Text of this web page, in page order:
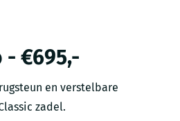
- €695,-
en verstelbare
zadel.